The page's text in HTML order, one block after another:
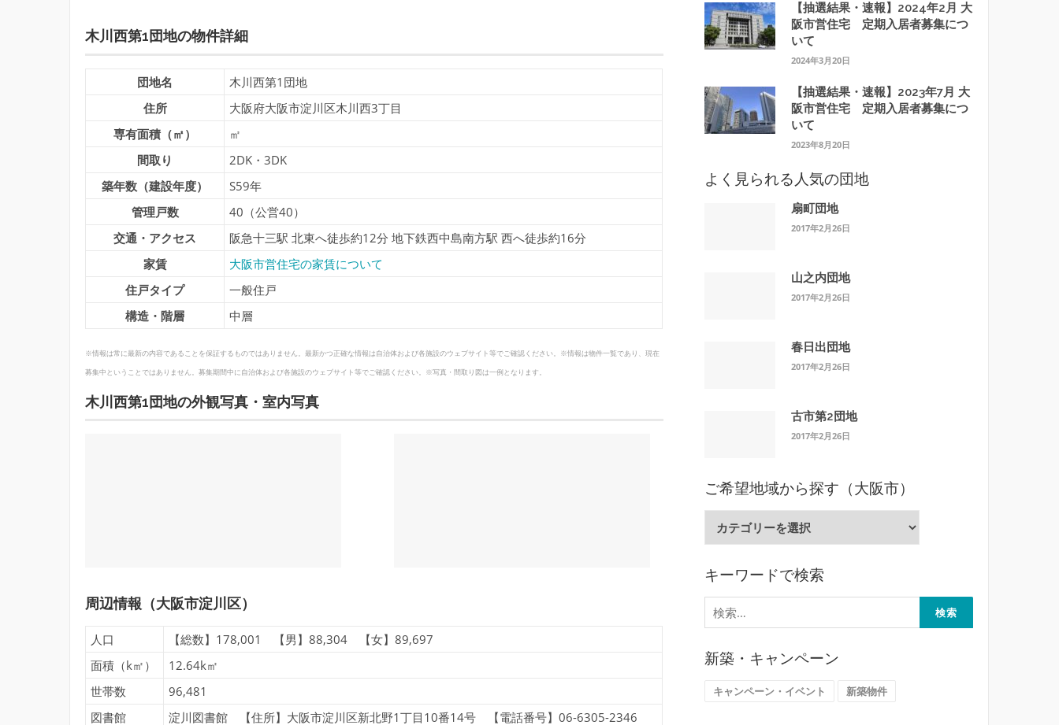
木川西第1団地の物件詳細
団地名
木川西第1団地
住所
大阪府大阪市淀川区木川西3丁目
専有面積（㎡）
㎡
間取り
2DK・3DK
築年数（建設年度）
S59年
管理戸数
40（公営40）
交通・アクセス
阪急十三駅 北東へ徒歩約12分 地下鉄西中島南方駅 西へ徒歩約16分
家賃
大阪市営住宅の家賃について
住戸タイプ
一般住戸
構造・階層
中層
※情報は常に最新の内容であることを保証するものではありません。最新かつ正確な情報は自治体および各施設のウェブサイト等でご確認ください。※情報は物件一覧であり、現在
募集中ということではありません。募集期間中に自治体および各施設のウェブサイト等でご確認ください。※写真・間取り図は一例となります。
木川西第1団地の外観写真・室内写真
周辺情報（大阪市淀川区）
人口
【総数】178,001 【男】88,304 【女】89,697
面積（k㎡）
12.64k㎡
世帯数
96,481
図書館
淀川図書館 【住所】大阪市淀川区新北野1丁目10番14号 【電話番号】06-6305-2346
【抽選結果・速報】2024年2月 大
阪市営住宅 定期入居者募集につ
いて
2024年3月20日
【抽選結果・速報】2023年7月 大
阪市営住宅 定期入居者募集につ
いて
2023年8月20日
よく見られる人気の団地
扇町団地
2017年2月26日
山之内団地
2017年2月26日
春日出団地
2017年2月26日
古市第2団地
2017年2月26日
ご希望地域から探す（大阪市）
地
域
か
ら
探
す
（大
キーワードで検索
検
索:
新築・キャンペーン
キャンペーン・イベント 新築物件